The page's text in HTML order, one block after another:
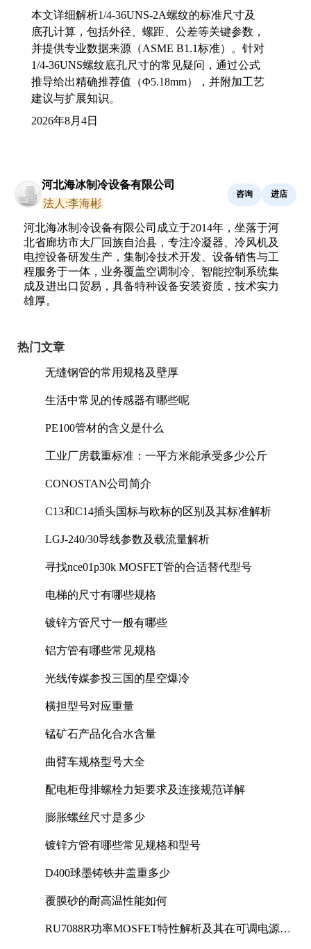
本文详细解析1/4-36UNS-2A螺纹的标准尺寸及
底孔计算，包括外径、螺距、公差等关键参数，
并提供专业数据来源（ASME B1.1标准）。针对
1/4-36UNS螺纹底孔尺寸的常见疑问，通过公式
推导给出精确推荐值（Φ5.18mm），并附加工艺
建议与扩展知识。
2026年8月4日
河北海冰制冷设备有限公司
法人:李海彬
咨询 进店
河北海冰制冷设备有限公司成立于2014年，坐落于河
北省廊坊市大厂回族自治县，专注冷凝器、冷风机及
电控设备研发生产，集制冷技术开发、设备销售与工
程服务于一体，业务覆盖空调制冷、智能控制系统集
成及进出口贸易，具备特种设备安装资质，技术实力
雄厚。
热门文章
无缝钢管的常用规格及壁厚
生活中常见的传感器有哪些呢
PE100管材的含义是什么
工业厂房载重标准：一平方米能承受多少公斤
CONOSTAN公司简介
C13和C14插头国标与欧标的区别及其标准解析
LGJ-240/30导线参数及载流量解析
寻找nce01p30k MOSFET管的合适替代型号
电梯的尺寸有哪些规格
镀锌方管尺寸一般有哪些
铝方管有哪些常见规格
光线传媒参投三国的星空爆冷
横担型号对应重量
锰矿石产品化合水含量
曲臂车规格型号大全
配电柜母排螺栓力矩要求及连接规范详解
膨胀螺丝尺寸是多少
镀锌方管有哪些常见规格和型号
D400球墨铸铁井盖重多少
覆膜砂的耐高温性能如何
RU7088R功率MOSFET特性解析及其在可调电源设